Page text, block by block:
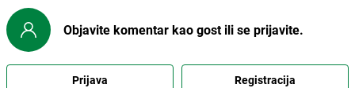
Objavite komentar kao gost ili se prijavite.
Prijava Registracija